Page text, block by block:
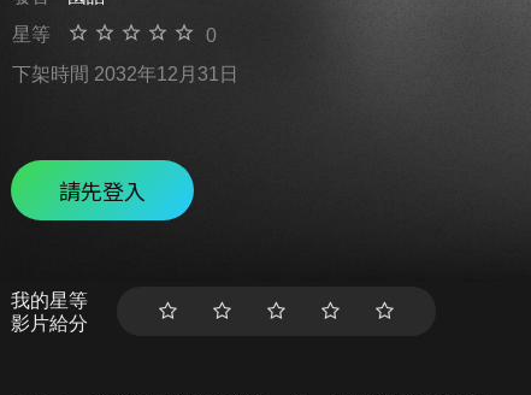
星等
0
下架時間 2032年12月31日
請先登入
我的星等
影片給分